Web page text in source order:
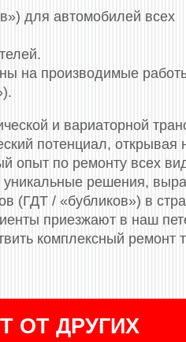
для автомобилей всех
на производимые
и вариаторной
потенциал, открывая
опыт по ремонту всех
решения,
(ГДТ / «бубликов») в
приезжают в наш
комплексный ремонт
ОТ ДРУГИХ